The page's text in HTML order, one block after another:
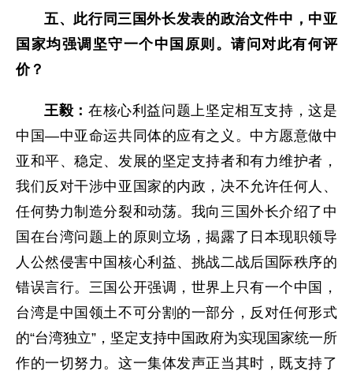
五、此行同三国外长发表的政治文件中，中亚
国家均强调坚守一个中国原则。请问对此有何评
价？
王毅： 在核心利益问题上坚定相互支持，这是
中国—中亚命运共同体的应有之义。中方愿意做中
亚和平、稳定、发展的坚定支持者和有力维护者，
我们反对干涉中亚国家的内政，决不允许任何人、
任何势力制造分裂和动荡。我向三国外长介绍了中
国在台湾问题上的原则立场，揭露了日本现职领导
人公然侵害中国核心利益、挑战二战后国际秩序的
错误言行。三国公开强调，世界上只有一个中国，
台湾是中国领土不可分割的一部分，反对任何形式
的“台湾独立”，坚定支持中国政府为实现国家统一所
作的一切努力。这一集体发声正当其时，既支持了